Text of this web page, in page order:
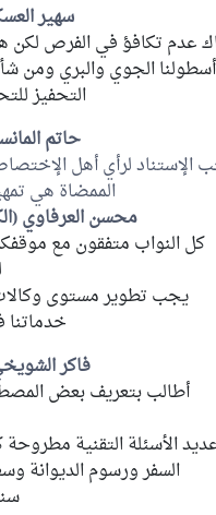
سهير
عدم تكافؤ في الفرص لكن
أسطولنا الجوي والبري ومن
التحفيز
حاتم
الإستناد لرأي أهل
الممضاة هي
محسن العرفاوي
كل النواب متفقون مع
يجب تطوير مستوى
خدماتنا
فاكر
أطالب بتعريف بعض
الأسئلة التقنية مطروحة
السفر ورسوم الديوانة